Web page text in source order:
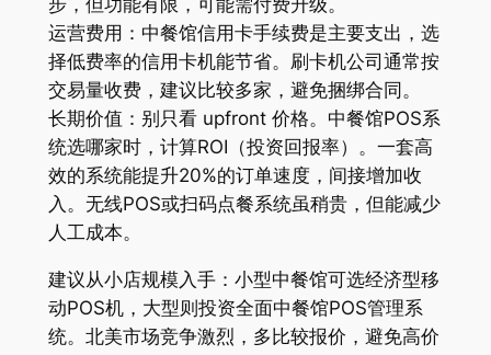
步，但功能有限，可能需付费升级。
运营费用：中餐馆信用卡手续费是主要支出，选
择低费率的信用卡机能节省。刷卡机公司通常按
交易量收费，建议比较多家，避免捆绑合同。
长期价值：别只看 upfront 价格。中餐馆POS系
统选哪家时，计算ROI（投资回报率）。一套高
效的系统能提升20%的订单速度，间接增加收
入。无线POS或扫码点餐系统虽稍贵，但能减少
人工成本。
建议从小店规模入手：小型中餐馆可选经济型移
动POS机，大型则投资全面中餐馆POS管理系
统。北美市场竞争激烈，多比较报价，避免高价